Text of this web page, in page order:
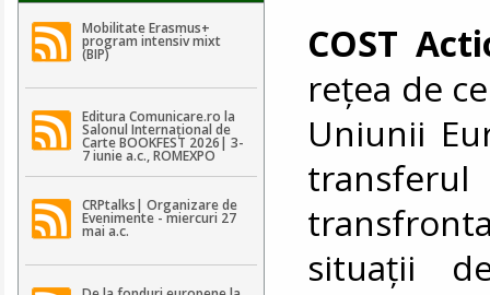
Mobilitate Erasmus+
program intensiv mixt
(BIP)
Editura Comunicare.ro la
Salonul Internațional de
Carte BOOKFEST 2026| 3-
7 iunie a.c., ROMEXPO
CRPtalks| Organizare de
Evenimente - miercuri 27
mai a.c.
COST
rețea de
Uniunii
situații